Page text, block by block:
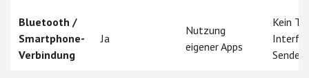
Bluetooth /
Smartphone-
Verbindung
Ja
Nutzung
eigener Apps
Kein